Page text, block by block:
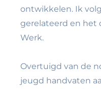
ontwikkelen. Ik
gerelateerd en het
Werk.
Overtuigd van de
jeugd handvaten